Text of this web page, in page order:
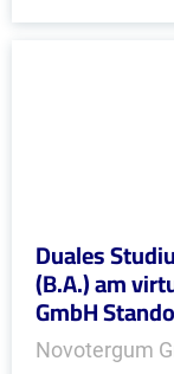
Duales
(B.A.) am
GmbH
Novotergum